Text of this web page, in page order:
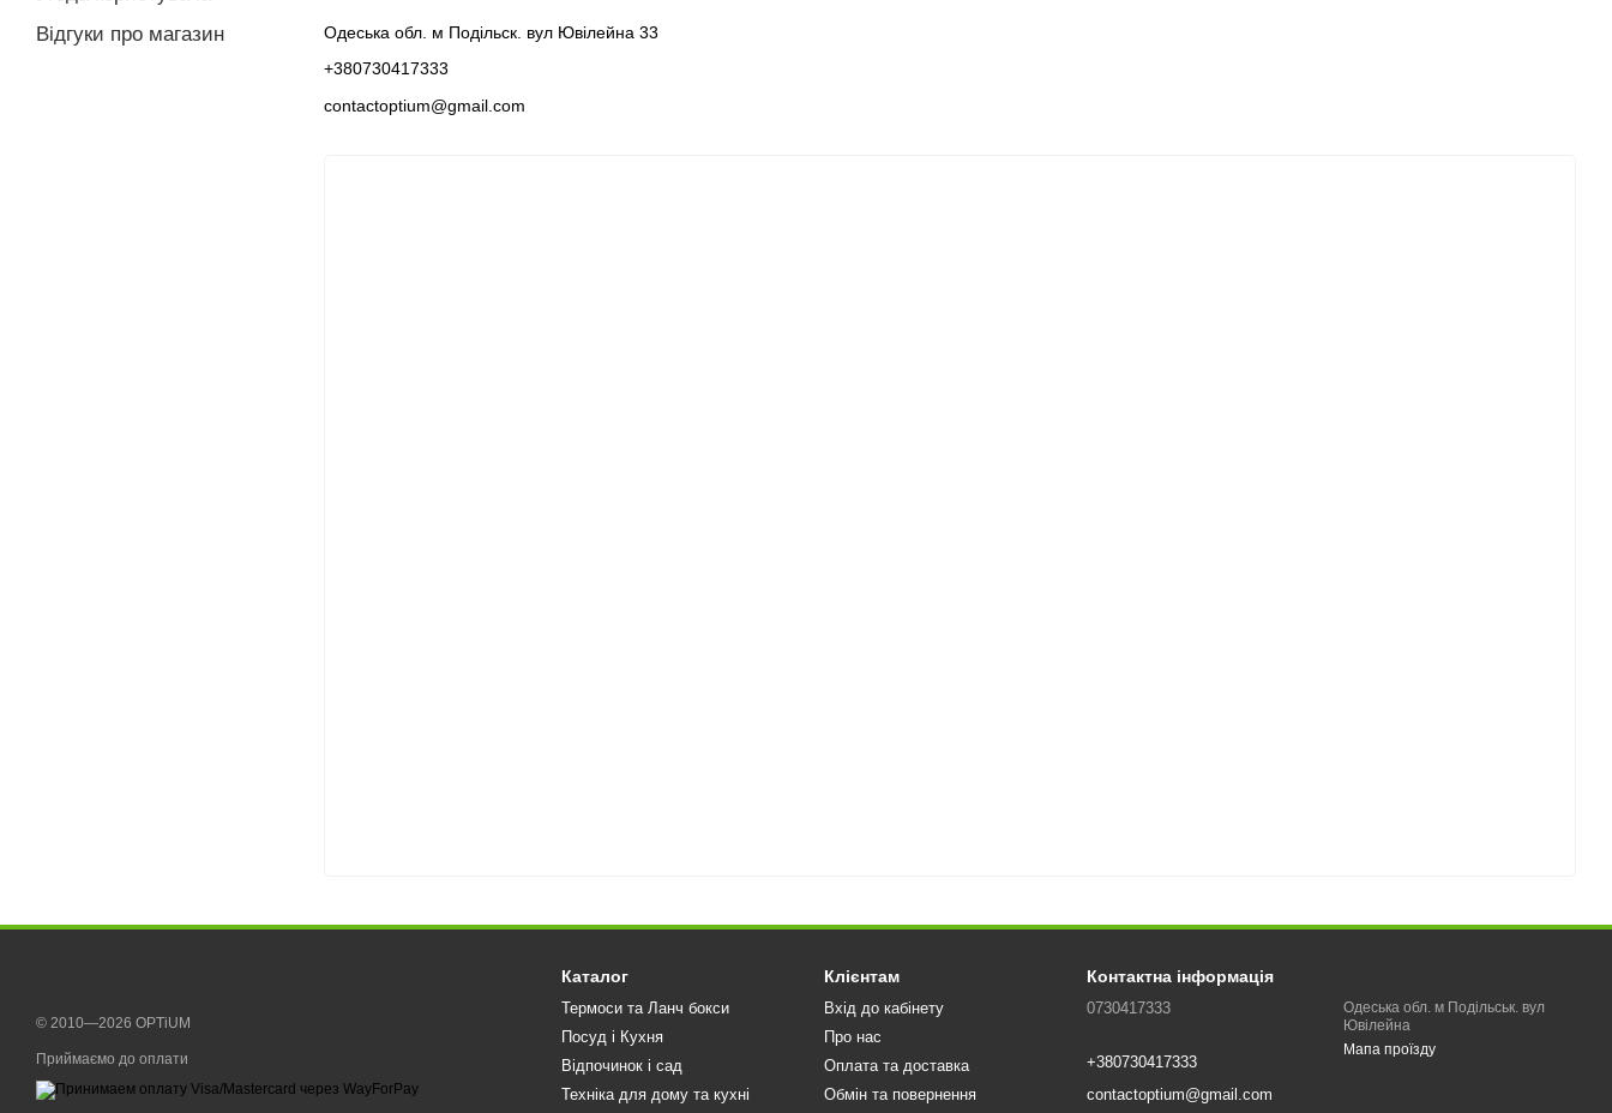
Одеська обл. м Подільск. вул Ювілейна 33
+380730417333
contactoptium@gmail.com
Відгуки про магазин
© 2010—2026 OPTiUM
Приймаємо до оплати
Каталог
Термоси та Ланч бокси
Посуд і Кухня
Відпочинок і сад
Техніка для дому та кухні
Клієнтам
Вхід до кабінету
Про нас
Оплата та доставка
Обмін та повернення
Контактна інформація
0730417333
+380730417333
contactoptium@gmail.com
Одеська обл. м Подільськ. вул
Ювілейна
Мапа проїзду